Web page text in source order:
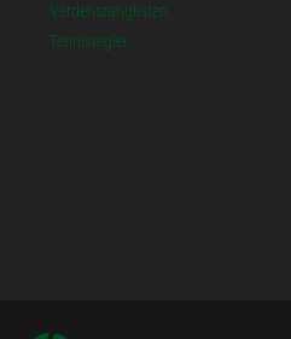
Verdensranglisten
Tennisregler